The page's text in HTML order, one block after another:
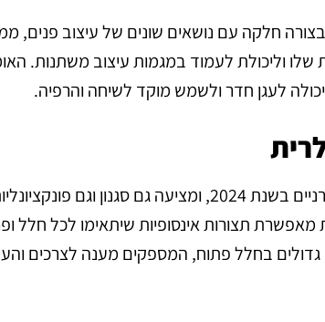
חלקה עם נושאים שונים של עיצוב פנים,
וליכולת לעמוד במגמות עיצוב משתנות.
לעגן חדר ולשמש מוקד לשיחה והרפיה.
הספה המודולרית הפכה לבחירה פופולרית עבור חדרי מגורים מודרניים בשנת 2024, ומציעה גם
תצורות אינסופיות שיתאימו לכל חלל
גדולים בחלל פתוח, המספקים מענה לצרכים